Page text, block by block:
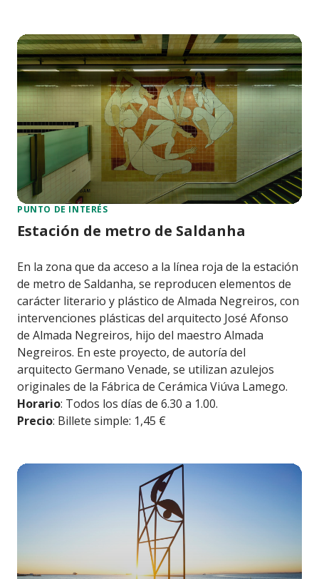
PUNTO DE INTERÉS
Estación de metro de Saldanha
En la zona que da acceso a la línea roja de la estación
de metro de Saldanha, se reproducen elementos de
carácter literario y plástico de Almada Negreiros, con
intervenciones plásticas del arquitecto José Afonso
de Almada Negreiros, hijo del maestro Almada
Negreiros. En este proyecto, de autoría del
arquitecto Germano Venade, se utilizan azulejos
originales de la Fábrica de Cerámica Viúva Lamego.
Horario: Todos los días de 6.30 a 1.00.
Precio: Billete simple: 1,45 €